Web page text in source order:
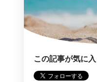
この記事が気に